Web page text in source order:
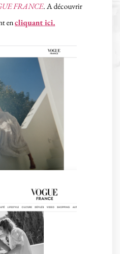
FRANCE. A découvrir
encliquant ici.